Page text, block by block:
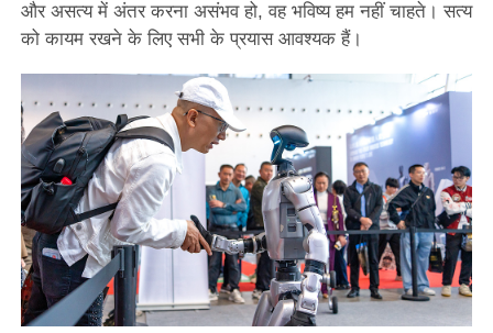
और असत्य में अंतर करना असंभव हो, वह भविष्य हम नहीं चाहते। सत्य
को कायम रखने के लिए सभी के प्रयास आवश्यक हैं।